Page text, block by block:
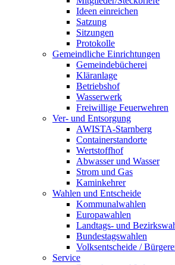
Ideen einreichen
Satzung
Sitzungen
Protokolle
Gemeindliche Einrichtungen
Gemeindebücherei
Kläranlage
Betriebshof
Wasserwerk
Freiwillige Feuerwehren
Ver- und Entsorgung
AWISTA-Starnberg
Containerstandorte
Wertstoffhof
Abwasser und Wasser
Strom und Gas
Kaminkehrer
Wahlen und Entscheide
Kommunalwahlen
Europawahlen
Landtags- und
Bundestagswahlen
Volksentscheide /
Service